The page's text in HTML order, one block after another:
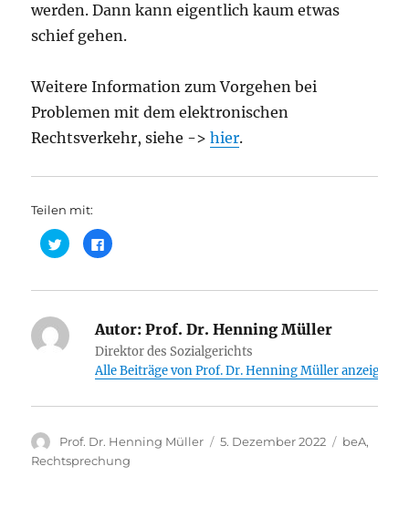
werden. Dann kann eigentlich kaum etwas
schief gehen.
Weitere Information zum Vorgehen bei
Problemen mit dem elektronischen
Rechtsverkehr, siehe ->hier.
Teilen mit:
K
l
,
ü
b
e
t
r
z
u
t
K
l
,
a
u
f
F
a
c
b
k
z
u
t
Autor: Prof. Dr. Henning Müller
Direktor des Sozialgerichts
Alle Beiträge von Prof. Dr. Henning Müller anzeigen
Autor
Prof. Dr. Henning Müller
Veröffentlicht
5. Dezember 2022 Kategorien
beA,
Rechtsprechung